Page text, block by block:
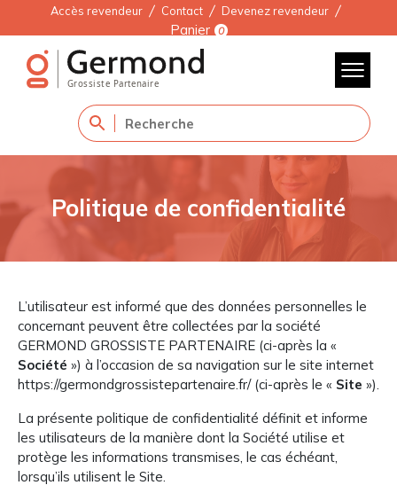
Accès revendeur Contact Devenez revendeur
Panier 0
Politique de confidentialité
L’utilisateur est informé que des données personnelles le
concernant peuvent être collectées par la société
GERMOND GROSSISTE PARTENAIRE (ci-après la «
Société ») à l’occasion de sa navigation sur le site internet
https://germondgrossistepartenaire.fr/ (ci-après le « Site »).
La présente politique de confidentialité définit et informe
les utilisateurs de la manière dont la Société utilise et
protège les informations transmises, le cas échéant,
lorsqu’ils utilisent le Site.